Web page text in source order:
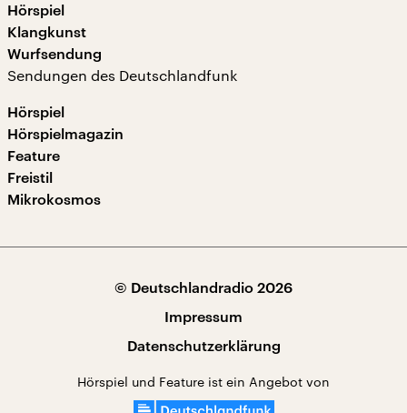
Hörspiel
Klangkunst
Wurfsendung
Sendungen des Deutschlandfunk
Hörspiel
Hörspielmagazin
Feature
Freistil
Mikrokosmos
© Deutschlandradio 2026
Impressum
Datenschutzerklärung
Hörspiel und Feature ist ein Angebot von